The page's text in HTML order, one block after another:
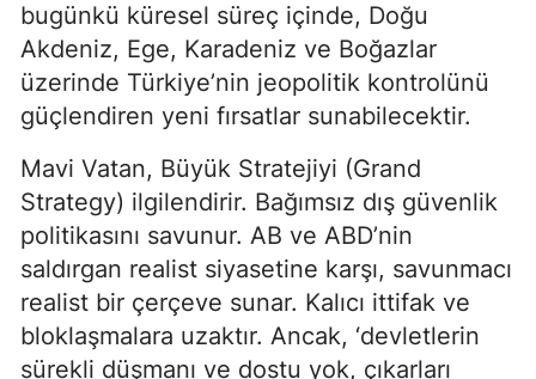
bugünkü küresel süreç içinde, Doğu
Akdeniz, Ege, Karadeniz ve Boğazlar
üzerinde Türkiye’nin jeopolitik kontrolünü
güçlendiren yeni fırsatlar sunabilecektir.
Mavi Vatan, Büyük Stratejiyi (Grand
Strategy) ilgilendirir. Bağımsız dış güvenlik
politikasını savunur. AB ve ABD’nin
saldırgan realist siyasetine karşı, savunmacı
realist bir çerçeve sunar. Kalıcı ittifak ve
bloklaşmalara uzaktır. Ancak, ‘devletlerin
sürekli düşmanı ve dostu yok, çıkarları